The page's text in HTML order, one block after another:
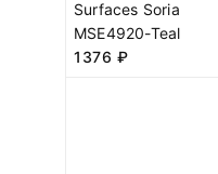
Surfaces Soria
MSE4920-Teal
1376 ₽